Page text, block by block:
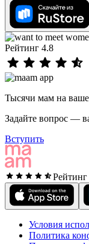
Рейтинг 4.8
Тысячи мам на
Задайте вопрос —
Вступить
Рейтинг
Условия
Политика